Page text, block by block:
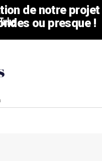
de notre projet
ou presque !